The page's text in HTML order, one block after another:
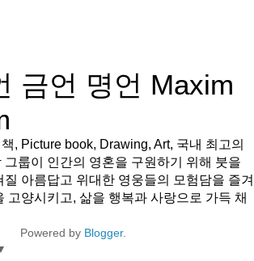
금언 명언 Maxim
, Picture book, Drawing, Art, 국내 최고의
그룹이 인간의 영혼을 구원하기 위해 붓을
질 아름답고 위대한 영웅들의 모험담을 즐겨
고양시키고, 삶을 행복과 사랑으로 가득 채
Powered by Blogger.